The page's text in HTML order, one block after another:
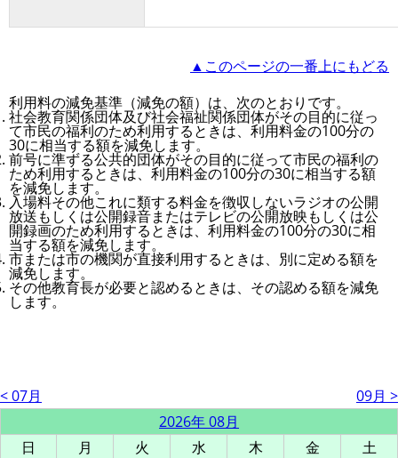
▲このページの一番上にもどる
利用料の減免基準（減免の額）は、次のとおりです。
社会教育関係団体及び社会福祉関係団体がその目的に従っ
て市民の福利のため利用するときは、利用料金の100分の
30に相当する額を減免します。
前号に準ずる公共的団体がその目的に従って市民の福利の
ため利用するときは、利用料金の100分の30に相当する額
を減免します。
入場料その他これに類する料金を徴収しないラジオの公開
放送もしくは公開録音またはテレビの公開放映もしくは公
開録画のため利用するときは、利用料金の100分の30に相
当する額を減免します。
市または市の機関が直接利用するときは、別に定める額を
減免します。
その他教育長が必要と認めるときは、その認める額を減免
します。
< 07月
09月 >
2026年 08月
日
月 火 水 木 金
土